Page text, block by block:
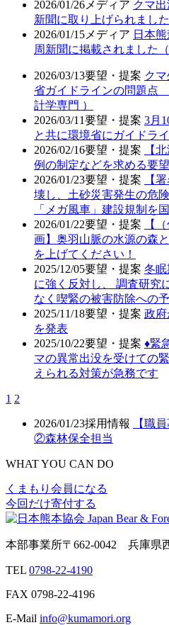
2026/01/26 メディア クマ
新聞に取り上げられました
2026/01/15 メディア 日本
周新聞に掲載されました（
2026/03/13要望・提案 ク
省ガイドラインの問題点
計学専門 ）
2026/03/11要望・提案 3月
と共に環境省にガイドラ
2026/02/16要望・提案
【
例の制定などを求める要
2026/01/23要望・提案
【
壊し、土砂災害発生の危
「メガ風車」建設規制を
2026/01/22要望・提案
【
画】奥羽山脈の水源の森
を上げてください！
2025/12/05要望・提案 冬
に強く反対し、 調査研究
なく喫緊の被害防除への
2025/11/18要望・提案 政
を発表
2025/10/22要望・提案 ♦️緊
マの異常出没を受けての
えられる対策が急務です
1 2
2026/01/23採用情報
【職
②森林保全担当
WHAT YOU CAN DO
くまもり会員になる
今回だけ寄付する
本部事業所〒662-0042 兵庫県
TEL 0798-22-4190
FAX 0798-22-4196
E-Mail info@kumamori.org